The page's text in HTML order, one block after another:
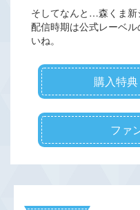
そしてなんと…森くま新
配信時期は公式レーベ
いね。
購入特
ファ